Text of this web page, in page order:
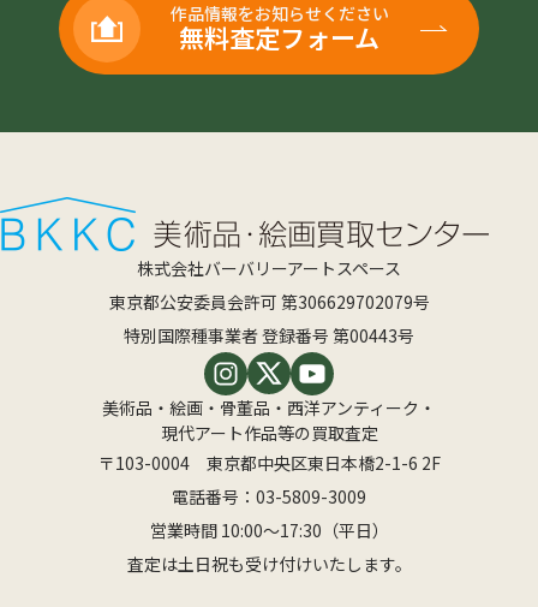
作品情報をお知らせください
無料査定フォーム
株式会社バーバリーアートスペース
東京都公安委員会許可 第306629702079号
特別国際種事業者 登録番号 第00443号
美術品・絵画・骨董品・西洋アンティーク・
現代アート作品等の買取査定
〒103-0004 東京都中央区東日本橋2-1-6 2F
電話番号： 03-5809-3009
営業時間 10:00〜17:30（平日）
査定は土日祝も受け付けいたします。